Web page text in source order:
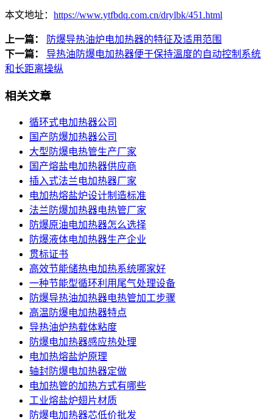
本文地址： https://www.ytfbdq.com.cn/drylbk/451.html
上一篇：
防爆导热油炉电加热器的特征及适用范围
下一篇：
导热油防爆电加热器便于保持溫度的自动控制系统
和长距离操纵
相关文章
循环式电加热器公司
国产防爆加热器公司
大型防爆电热管生产厂家
国产熔盐电加热器供应商
插入式法兰电加热器厂家
电加热熔盐炉设计制造标准
法兰防爆加热器电热管厂家
防爆原油电加热器怎么选择
防爆液体电加热器生产企业
贯标证书
高效节能储热电加热系统哪家好
一种节能型循环利用尾气处理设备
防爆导热油加热器电热管加工步骤
高温防爆电加热器特点
导热油炉热载体粘度
防爆电加热器感应热处理
电加热熔盐炉原理
轴封防爆电加热器定做
电加热管的加热方式有哪些
工业熔盐炉翅片材质
防爆电加热器芯低价批发